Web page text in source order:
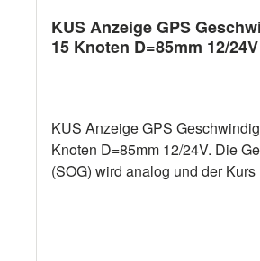
KUS Anzeige GPS
15 Knoten D=85mm 12/24V
KUS Anzeige GPS
Knoten D=85mm 12/24V. Die
(SOG) wird analog und der